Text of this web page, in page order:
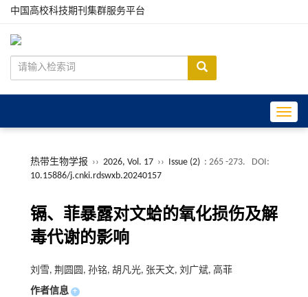
中国高校科技期刊集群服务平台
热带生物学报 ›› 2026, Vol. 17 ›› Issue (2) : 265 -273.
DOI:
10.15886/j.cnki.rdswxb.20240157
镉、菲暴露对文蛤的氧化损伤及解
毒代谢的影响
刘雪, 荆圆圆, 孙铭, 胡凡光, 张天文, 刘广斌, 高菲
作者信息 +